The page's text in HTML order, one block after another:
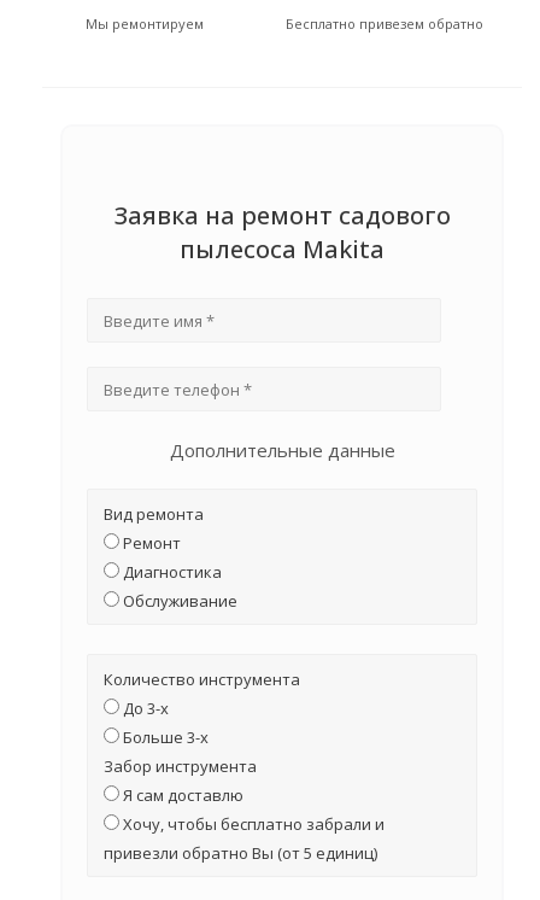
Мы ремонтируем Бесплатно привезем обратно
Заявка на ремонт садового
пылесоса Makita
Дополнительные данные
Вид ремонта
Ремонт
Диагностика
Обслуживание
Количество инструмента
До 3-х
Больше 3-х
Забор инструмента
Я сам доставлю
Хочу, чтобы бесплатно забрали и
привезли обратно Вы (от 5 единиц)